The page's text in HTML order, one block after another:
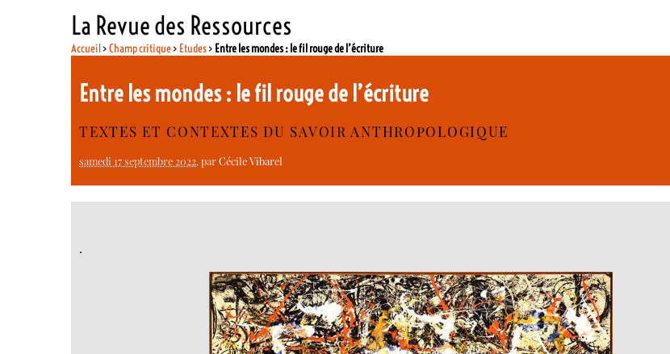
La Revue des Ressources
Accueil>Champ critique> Etudes> Entre les mondes : le fil rouge de l’écriture
Entre les mondes : le fil rouge de l’écriture
TEXTES ET CONTEXTES DU SAVOIR ANTHROPOLOGIQUE
samedi 17 septembre 2022, parCécile Vibarel
.